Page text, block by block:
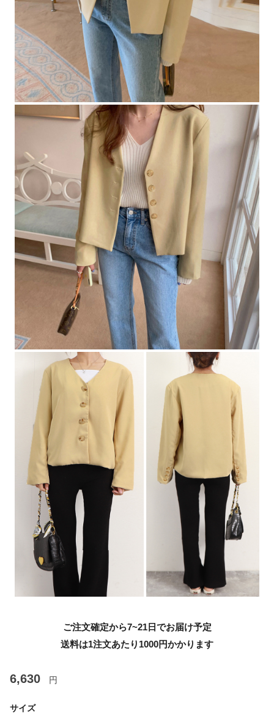
ご注文確定から7~21日でお届け予定
送料は1注文あたり 1000円かかります
6,630 円
サイズ